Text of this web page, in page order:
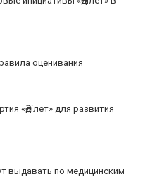
оценивания
«Әділет» для развития
выдавать по медицинским